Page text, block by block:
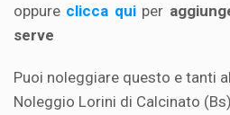
oppure clicca quiper
serve
Puoi noleggiare questo e tanti
Noleggio Lorini di Calcinato